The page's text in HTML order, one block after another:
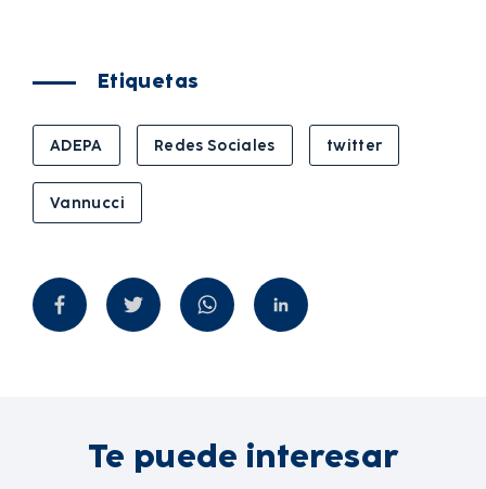
Etiquetas
ADEPA Redes Sociales twitter
Vannucci
Te puede interesar